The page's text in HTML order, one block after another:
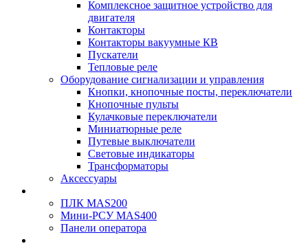
Комплексное защитное устройство для
двигателя
Контакторы
Контакторы вакуумные КВ
Пускатели
Тепловые реле
Оборудование сигнализации и управления
Кнопки, кнопочные посты, переключатели
Кнопочные пульты
Кулачковые переключатели
Миниатюрные реле
Путевые выключатели
Световые индикаторы
Трансформаторы
Аксессуары
ПЛК MAS200
Мини-РСУ MAS400
Панели оператора